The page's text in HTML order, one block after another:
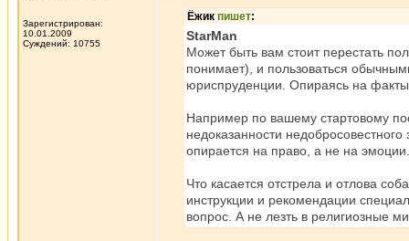
Зарегистрирован:
10.01.2009
Суждений: 10755
Ёжик пишет:
StarMan
Может быть вам стоит перестать
понимает), и пользоваться
юриспруденции. Опираясь на
Например по вашему стартовому
недоказанности
опирается на право, а не на
Что касается отстрела и отлова
инструкции и рекомендации
вопрос. А не лезть в религиозные